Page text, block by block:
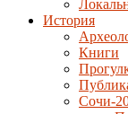
История
Книги
Сочи-